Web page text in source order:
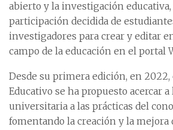
abierto y la investigación educativa,
participación decidida de
investigadores para crear y editar
campo de la educación en el portal
Desde su primera edición, en 2022,
Educativo se ha propuesto acercar
universitaria a las prácticas del
fomentando la creación y la mejora